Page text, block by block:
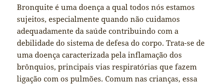
Bronquite é uma doença a qual todos nós estamos
sujeitos, especialmente quando não cuidamos
adequadamente da saúde contribuindo com a
debilidade do sistema de defesa do corpo. Trata-se de
uma doença caracterizada pela inflamação dos
brônquios, principais vias respiratórias que fazem
ligação com os pulmões. Comum nas crianças, essa